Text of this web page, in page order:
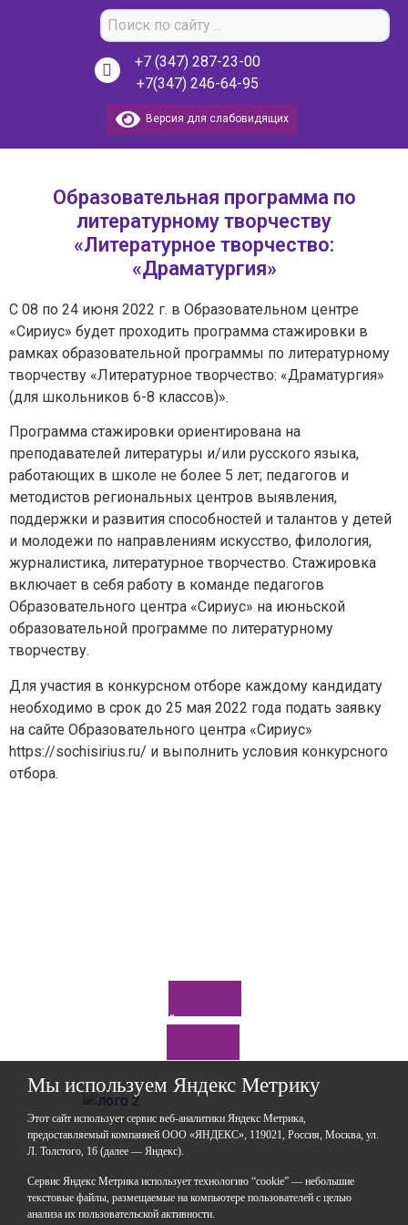
+7 (347) 287-23-00
+7(347) 246-64-95
Версия для слабовидящих
Образовательная программа по
литературному творчеству
«Литературное творчество:
«Драматургия»
С 08 по 24 июня 2022 г. в Образовательном центре
«Сириус» будет проходить программа стажировки в
рамках образовательной программы по литературному
творчеству «Литературное творчество: «Драматургия»
(для школьников 6-8 классов)».
Программа стажировки ориентирована на
преподавателей литературы и/или русского языка,
работающих в школе не более 5 лет; педагогов и
методистов региональных центров выявления,
поддержки и развития способностей и талантов у детей
и молодежи по направлениям искусство, филология,
журналистика, литературное творчество. Стажировка
включает в себя работу в команде педагогов
Образовательного центра «Сириус» на июньской
образовательной программе по литературному
творчеству.
Для участия в конкурсном отборе каждому кандидату
необходимо в срок до 25 мая 2022 года подать заявку
на сайте Образовательного центра «Сириус»
https://sochisirius.ru/ и выполнить условия конкурсного
отбора.
Задайте нам вопрос
Мы используем Яндекс Метрику
Этот сайт использует сервис веб-аналитики Яндекс Метрика,
предоставляемый компанией ООО «ЯНДЕКС», 119021, Россия, Москва, ул.
Л. Толстого, 16 (далее — Яндекс).
Сервис Яндекс Метрика использует технологию “cookie” — небольшие
текстовые файлы, размещаемые на компьютере пользователей с целью
анализа их пользовательской активности.
ГАОУДО «Центр развития талантов «Аврора»
ИНН: 0277946670
ОГРН: 119028008662
Юридический адрес: 450112, Российская Федерация,
Задайте нам вопрос
Для заполнения данной формы включите
Эл. почта*
Тема вопроса:*